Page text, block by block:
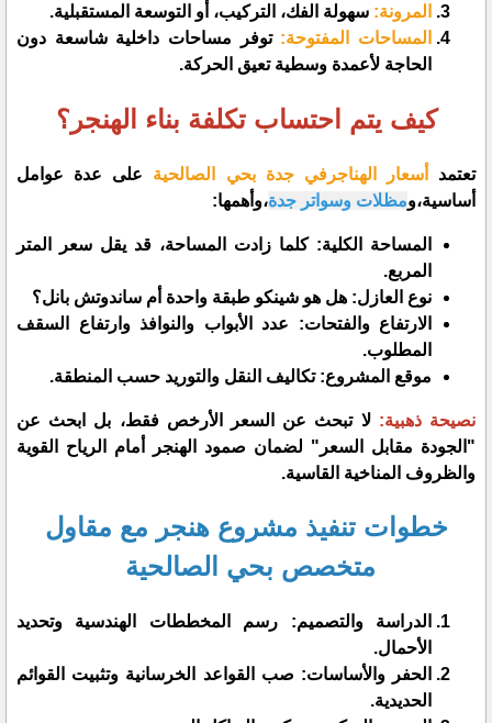
المرونة: سهولة الفك، التركيب، أو التوسعة المستقبلية.
المساحات المفتوحة:توفر مساحات داخلية شاسعة دون
الحاجة لأعمدة وسطية تعيق الحركة.
​كيف يتم احتساب تكلفة بناء الهنجر؟
​تعتمد أسعار الهناجرفي جدة بحي الصالحية على عدة عوامل
أساسية،ومظلات وسواتر جدة،وأهمها:
​المساحة الكلية: كلما زادت المساحة، قد يقل سعر المتر
المربع.
​نوع العازل: هل هو شينكو طبقة واحدة أم ساندوتش بانل؟
​الارتفاع والفتحات: عدد الأبواب والنوافذ وارتفاع السقف
المطلوب.
​موقع المشروع: تكاليف النقل والتوريد حسب المنطقة.
​نصيحة ذهبية: لا تبحث عن السعر الأرخص فقط، بل ابحث عن
"الجودة مقابل السعر" لضمان صمود الهنجر أمام الرياح القوية
والظروف المناخية القاسية.
​خطوات تنفيذ مشروع هنجر مع مقاول
متخصص بحي الصالحية
​الدراسة والتصميم: رسم المخططات الهندسية وتحديد
الأحمال.
​الحفر والأساسات: صب القواعد الخرسانية وتثبيت القوائم
الحديدية.